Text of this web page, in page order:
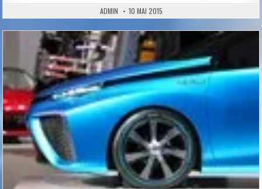
ADMIN 10 MAI 2015
Posted
in